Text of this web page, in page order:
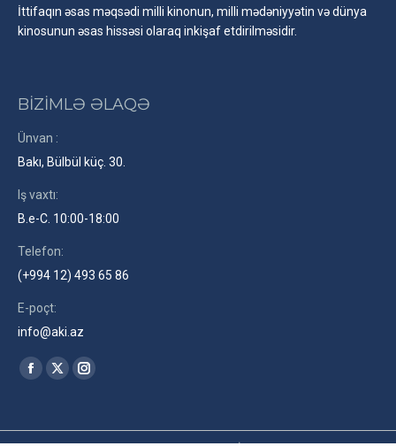
İttifaqın əsas məqsədi milli kinonun, milli mədəniyyətin və dünya
kinosunun əsas hissəsi olaraq inkişaf etdirilməsidir.
BİZİMLƏ ƏLAQƏ
Ünvan :
Bakı, Bülbül küç. 30.
Iş vaxtı:
B.e-C. 10:00-18:00
Telefon:
(+994 12) 493 65 86
E-poçt:
info@aki.az
Find us on:
Facebook
X
Instagram